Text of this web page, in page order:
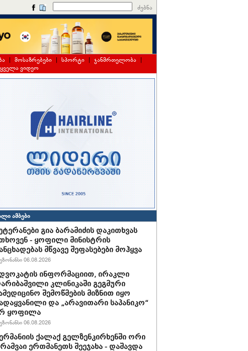
ძებნა
| მოსაზრებები | სპორტი | ჯანმრთელობა |
ყველა ვიდეო
ამბები
გია ბარამიძის დაკითხვას
- ყოფილი მინისტრის
მწვავე შეფასებები მოჰყვა
06.08.2026
ინფორმაციით, ირაკლი
კლინიკაში გეგმური
შემოწმების მიზნით იყო
და „არავითარი საპანიკო“
ყოფილა
06.08.2026
ქალაქ გელზენკირხენში ორი
ერთმანეთს შეეჯახა - დაშავდა